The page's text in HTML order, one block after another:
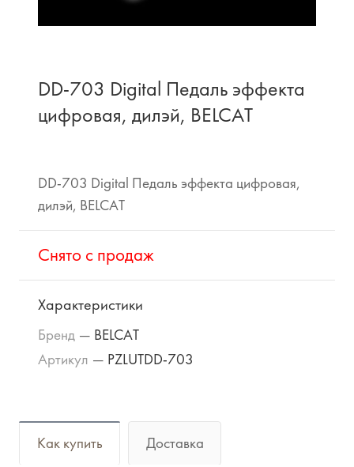
DD-703 Digital Педаль эффекта
цифровая, дилэй, BELCAT
DD-703 Digital Педаль эффекта цифровая,
дилэй, BELCAT
Cнято с продаж
Характеристики
Бренд — BELCAT
Артикул — PZLUTDD-703
Как купить Доставка